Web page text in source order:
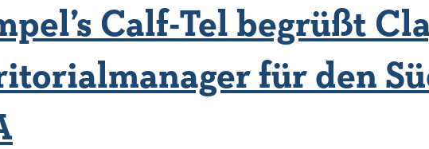
Calf-Tel begrüßt
für den